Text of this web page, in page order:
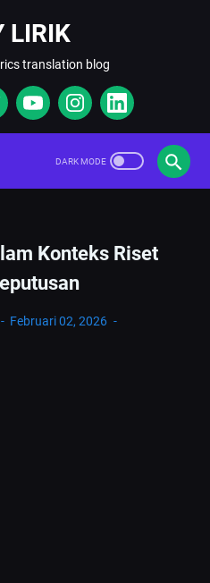
LIRIK
translation blog
Konteks Riset
Februari 02, 2026